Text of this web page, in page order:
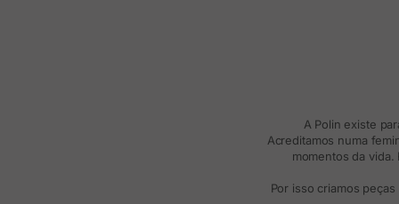
A Polin existe
Acreditamos numa
momentos da
Por isso criamos